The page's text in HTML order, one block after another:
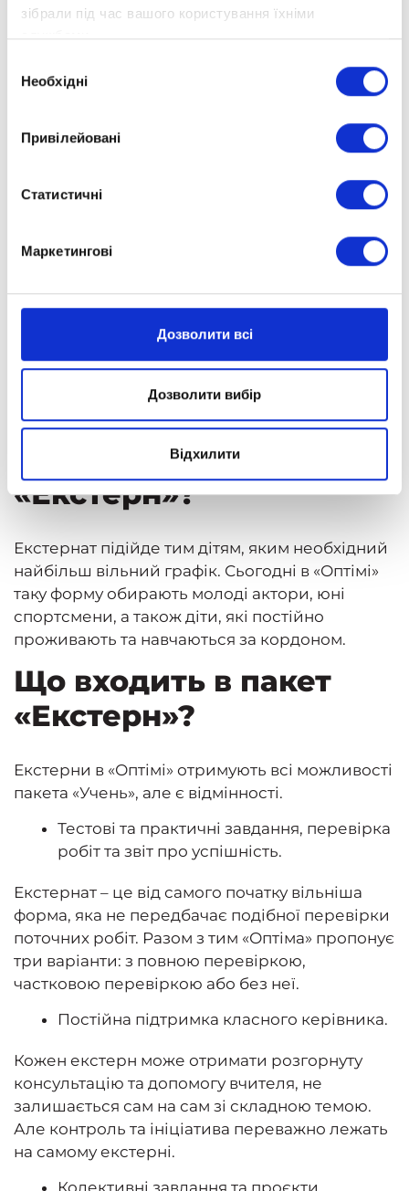
зібрали під час вашого користування їхніми
службами.
згоди
Необхідні
Привілейовані
Статистичні
Маркетингові
Дозволити всі
Дозволити вибір
Відхилити
Що входить в пакет
ЗНО.
та освітньої платформи.
Зв'язок із класним керівником, технічна
підтримка, можливість тьюторського
супроводу.
робіт та звіт про успішність.
Кому підійде пакет
«Екстерн»?
Екстернат підійде тим дітям, яким необхідний
найбільш вільний графік. Сьогодні в «Оптімі»
таку форму обирають молоді актори, юні
спортсмени, а також діти, які постійно
проживають та навчаються за кордоном.
Що входить в пакет
«Екстерн»?
Екстерни в «Оптімі» отримують всі можливості
пакета «Учень», але є відмінності.
Тестові та практичні завдання, перевірка
робіт та звіт про успішність.
Екстернат – це від самого початку вільніша
форма, яка не передбачає подібної перевірки
поточних робіт. Разом з тим «Оптіма» пропонує
три варіанти: з повною перевіркою,
частковою перевіркою або без неї.
Постійна підтримка класного керівника.
Кожен екстерн може отримати розгорнуту
консультацію та допомогу вчителя, не
залишається сам на сам зі складною темою.
Але контроль та ініціатива переважно лежать
на самому екстерні.
Колективні завдання та проєкти.